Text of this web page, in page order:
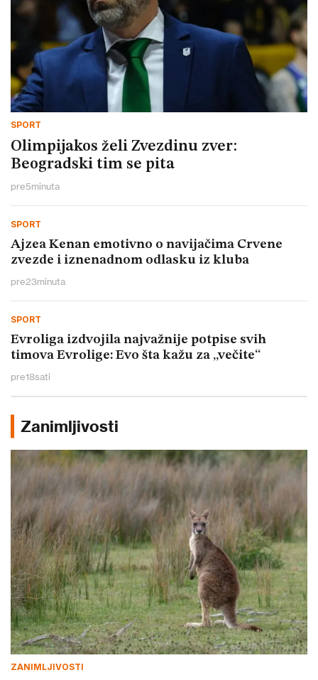
SPORT
Olimpijakos želi Zvezdinu zver:
Beogradski tim se pita
pre5minuta
SPORT
Ajzea Kenan emotivno o navijačima Crvene
zvezde i iznenadnom odlasku iz kluba
pre23minuta
SPORT
Evroliga izdvojila najvažnije potpise svih
timova Evrolige: Evo šta kažu za „večite“
pre18sati
Zanimljivosti
ZANIMLJIVOSTI